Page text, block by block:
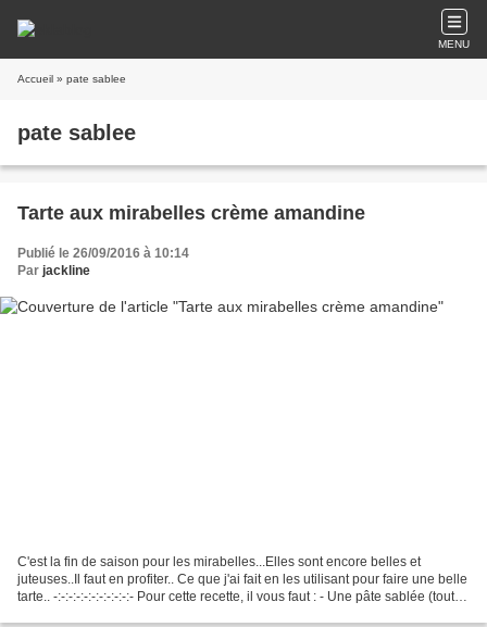
MENU
Accueil » pate sablee
pate sablee
Tarte aux mirabelles crème amandine
Publié le 26/09/2016 à 10:14
Par jackline
C'est la fin de saison pour les mirabelles...Elles sont encore belles et
juteuses..Il faut en profiter.. Ce que j'ai fait en les utilisant pour faire une belle
tarte.. -:-:-:-:-:-:-:-:-:-:- Pour cette recette, il vous faut : - Une pâte sablée (toute